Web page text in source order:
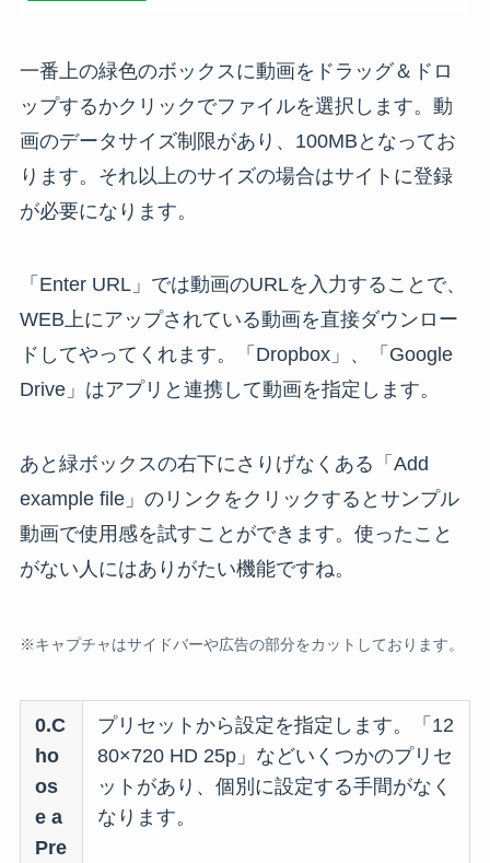
一番上の緑色のボックスに動画をドラッグ＆ドロ
ップするかクリックでファイルを選択します。動
画のデータサイズ制限があり、100MBとなってお
ります。それ以上のサイズの場合はサイトに登録
が必要になります。
「Enter URL」では動画のURLを入力することで、
WEB上にアップされている動画を直接ダウンロー
ドしてやってくれます。「Dropbox」、「Google
Drive」はアプリと連携して動画を指定します。
あと緑ボックスの右下にさりげなくある「Add
example file」のリンクをクリックするとサンプル
動画で使用感を試すことができます。使ったこと
がない人にはありがたい機能ですね。
※キャプチャはサイドバーや広告の部分をカットしております。
0.C
ho
os
e a
Pre
プリセットから設定を指定します。「12
80×720 HD 25p」などいくつかのプリセ
ットがあり、個別に設定する手間がなく
なります。